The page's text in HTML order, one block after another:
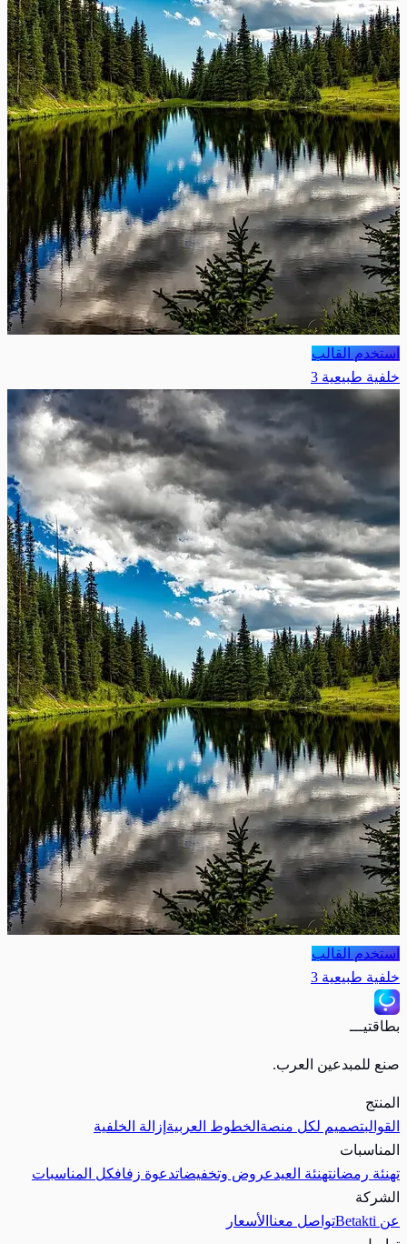
استخدم القالب
خلفية طبيعية 3
استخدم القالب
خلفية طبيعية 3
بطاقتيـــ
صنع للمبدعين العرب.
المنتج
القوالبتصميم لكل منصة الخطوط العربية إزالة الخلفية
المناسبات
تهنئة رمضانتهنئة العيدعروض وتخفيضاتدعوة زفافكل المناسبات
الشركة
عن Betakti
تواصل معنا الأسعار